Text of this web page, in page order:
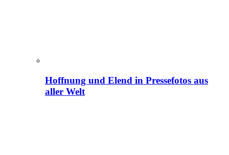
Hoffnung und Elend in Pressefotos aus
aller Welt